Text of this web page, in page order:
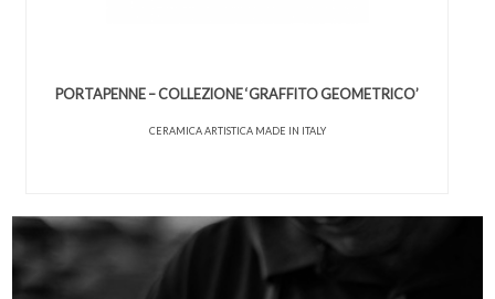
PORTAPENNE – COLLEZIONE ‘GRAFFITO GEOMETRICO’
CERAMICA ARTISTICA MADE IN ITALY